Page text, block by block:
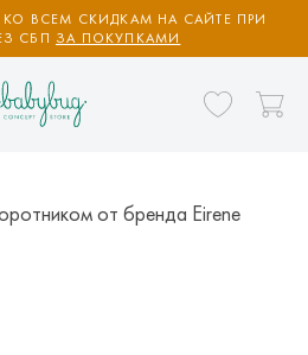
ВСЕМ СКИДКАМ НА САЙТЕ ПРИ
СБП ЗА ПОКУПКАМИ